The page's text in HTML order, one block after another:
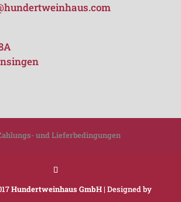
und Lieferbedingungen
Hundertweinhaus GmbH| Designed by